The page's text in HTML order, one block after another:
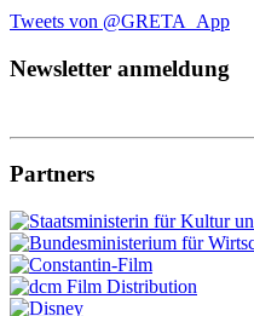
Tweets von @GRETA_App
Newsletter anmeldung
Partners